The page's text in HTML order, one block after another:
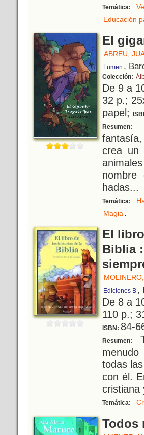
Temática:
Educación
El
ABREU,
Lumen ,
Colección:
De 9 a
32 p.;
papel;
Resumen:
crea un
hadas...
Temática:
Magia.
El
Biblia
Ediciones B ,
De 8 a
110 p.;
ISBN: 84-
Resumen:
todas
con él.
cristiana
Temática:
Todos